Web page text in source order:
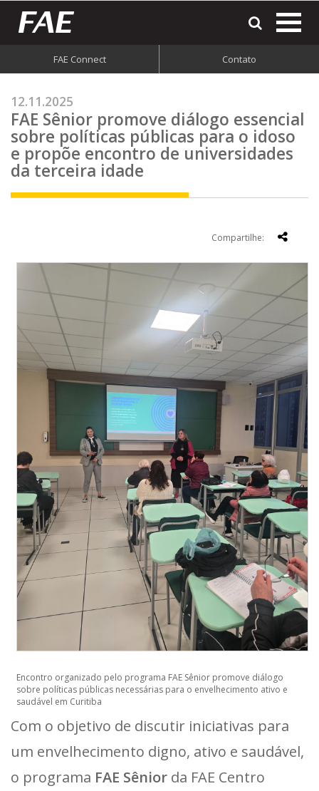
FAE Connect Contato
12.11.2025
FAE Sênior promove diálogo essencial
sobre políticas públicas para o idoso
e propõe encontro de universidades
da terceira idade
Compartilhe:
Encontro organizado pelo programa FAE Sênior promove diálogo
sobre políticas públicas necessárias para o envelhecimento ativo e
saudável em Curitiba
Com o objetivo de discutir iniciativas para
um envelhecimento digno, ativo e saudável,
o programa FAE Sênior da FAE Centro